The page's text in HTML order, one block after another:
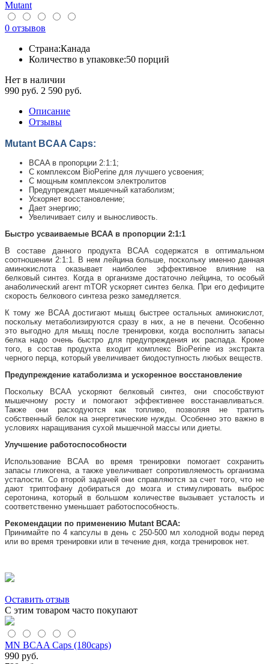
Mutant
0 отзывов
Страна:Канада
Количество в упаковке:50 порций
Нет в наличии
990 руб. 2 590 руб.
Описание
Отзывы
Mutant BCAA Caps:
BCAA в пропорции 2:1:1;
С комплексом BioPerine для лучшего усвоения;
C мощным комплексом электролитов
Предупреждает мышечный катаболизм;
Ускоряет восстановление;
Дает энергию;
Увеличивает силу и выносливость.
Быстро усваиваемые BCAA в пропорции 2:1:1
В составе данного продукта BCAA содержатся в оптимальном
соотношении 2:1:1. В нем лейцина больше, поскольку именно данная
аминокислота оказывает наиболее эффективное влияние на
белковый синтез. Когда в организме достаточно лейцина, то особый
анаболический агент mTOR ускоряет синтез белка. При его дефиците
скорость белкового синтеза резко замедляется.
К тому же BCAA достигают мышц быстрее остальных аминокислот,
поскольку метаболизируются сразу в них, а не в печени. Особенно
это выгодно для мышц после тренировки, когда восполнить запасы
белка надо очень быстро для предупреждения их распада. Кроме
того, в состав продукта входит комплекс BioPerine из экстракта
черного перца, который увеличивает биодоступность любых веществ.
Предупреждение катаболизма и ускоренное восстановление
Поскольку BCAA ускоряют белковый синтез, они способствуют
мышечному росту и помогают эффективнее восстанавливаться.
Также они расходуются как топливо, позволяя не тратить
собственный белок на энергетические нужды. Особенно это важно в
условиях наращивания сухой мышечной массы или диеты.
Улучшение работоспособности
Использование BCAA во время тренировки помогает сохранить
запасы гликогена, а также увеличивает сопротивляемость организма
усталости. Со второй задачей они справляются за счет того, что не
дают триптофану добираться до мозга и стимулировать выброс
серотонина, который в большом количестве вызывает усталость и
соответственно уменьшает работоспособность.
Рекомендации по применению Mutant BCAA:
Принимайте по 4 капсулы в день с 250-500 мл холодной воды перед
или во время тренировки или в течение дня, когда тренировок нет.
Оставить отзыв
С этим товаром часто покупают
MN BCAA Caps (180caps)
990 руб.